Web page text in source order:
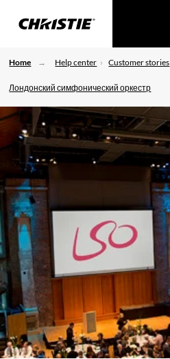
Home Help center Customer stories
Лондонский симфонический оркестр